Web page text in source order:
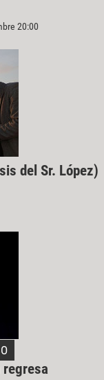
20:00
del Sr. López)
regresa